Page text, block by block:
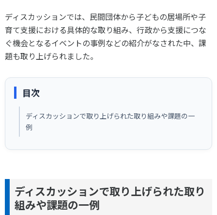
「SSFニュース」
スポーツ政策・予算
健康とスポーツ
各教育機関との連携
スポーツ振興団体との連携
【動画】スポーツでアクティブなまちづくり
知る学ぶ
ディスカッションでは、民間団体から子どもの居場所や子
育て支援における具体的な取り組み、行政から支援につな
ぐ機会となるイベントの事例などの紹介がなされた中、課
題も取り上げられました。
目次
ディスカッションで取り上げられた取り組みや課題の一
例
ディスカッションで取り上げられた取り
組みや課題の一例